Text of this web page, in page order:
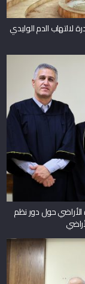
لالتهاب الدم الوليدي
الأراضي حول دور نظم